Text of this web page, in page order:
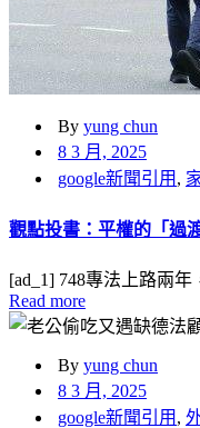
By yung chun
8 3 月, 2025
google新聞引用 ,
觀點投書：平權的「過
[ad_1] 748專法上路兩年
Read more
By yung chun
8 3 月, 2025
google新聞引用 ,